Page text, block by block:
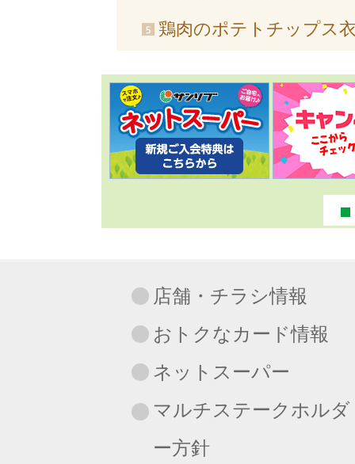
鶏肉のポテトチップス
店舗・チラシ情報
おトクなカード情報
ネットスーパー
マルチステークホルダ
ー方針